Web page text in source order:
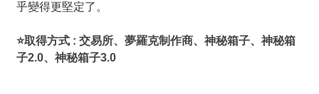
乎變得更堅定了。
⭐取得方式 : 交易所、夢羅克制作商、神秘箱子、神秘箱
子2.0、神秘箱子3.0